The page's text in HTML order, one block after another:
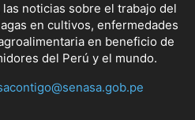
noticias sobre el trabajo del
en cultivos, enfermedades
en beneficio de
del Perú y el mundo.